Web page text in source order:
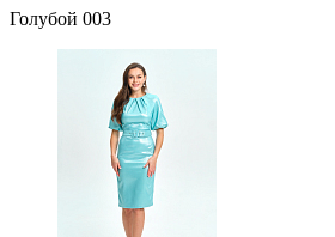
Голубой 003